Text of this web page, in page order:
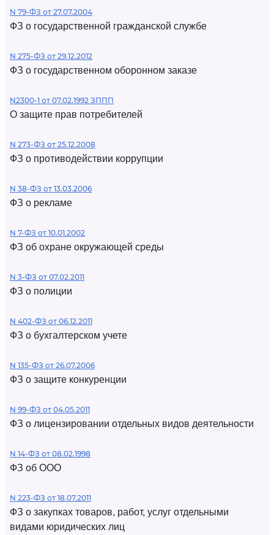
N 79-ФЗ от 27.07.2004
ФЗ о государственной гражданской службе
N 275-ФЗ от 29.12.2012
ФЗ о государственном оборонном заказе
N2300-1 от 07.02.1992 ЗППП
О защите прав потребителей
N 273-ФЗ от 25.12.2008
ФЗ о противодействии коррупции
N 38-ФЗ от 13.03.2006
ФЗ о рекламе
N 7-ФЗ от 10.01.2002
ФЗ об охране окружающей среды
N 3-ФЗ от 07.02.2011
ФЗ о полиции
N 402-ФЗ от 06.12.2011
ФЗ о бухгалтерском учете
N 135-ФЗ от 26.07.2006
ФЗ о защите конкуренции
N 99-ФЗ от 04.05.2011
ФЗ о лицензировании отдельных видов деятельности
N 14-ФЗ от 08.02.1998
ФЗ об ООО
N 223-ФЗ от 18.07.2011
ФЗ о закупках товаров, работ, услуг отдельными
видами юридических лиц